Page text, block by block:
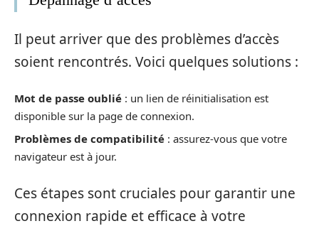
Il peut arriver que des problèmes d’accès
soient rencontrés. Voici quelques solutions :
Mot de passe oublié : un lien de réinitialisation est
disponible sur la page de connexion.
Problèmes de compatibilité : assurez-vous que votre
navigateur est à jour.
Ces étapes sont cruciales pour garantir une
connexion rapide et efficace à votre